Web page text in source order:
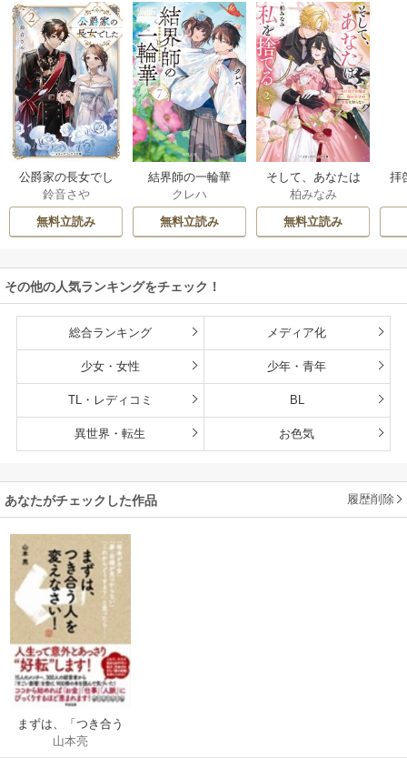
公爵家の長女でし
た
鈴音さや
無料立読み
結界師の一輪華
クレハ
無料立読み
そして、あなたは
私を捨てる
柏みなみ
無料立読み
拝
その他の人気ランキングをチェック！
総合ランキング メディア化
少女・女性 少年・青年
TL・レディコミ BL
異世界・転生 お色気
あなたがチェックした作品 履歴削除
まずは、「つき合う
人」を変えなさい！
山本亮